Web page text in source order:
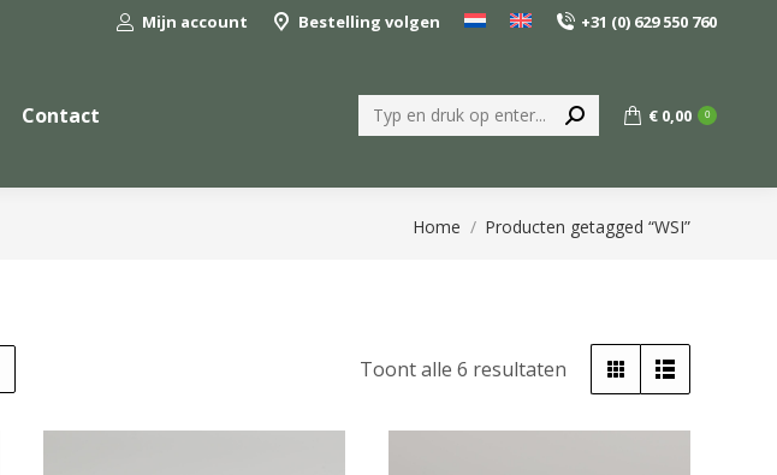
Mijn account Bestelling volgen +31 (0) 629 550 760
Contact Zoeken: € 0,00 0
Je bent hier:
Home Producten getagged “WSI”
Toont alle 6 resultaten Gesorteerd
populariteit